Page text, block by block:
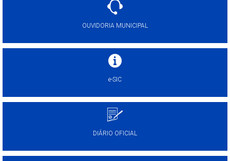
OUVIDORIA MUNICIPAL
e-SIC
DIÁRIO OFICIAL